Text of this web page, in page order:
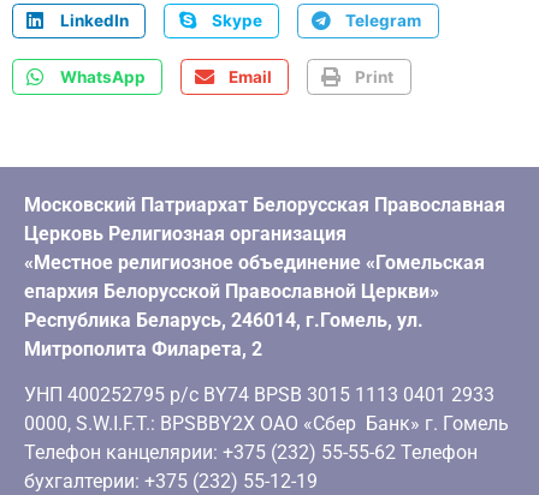
LinkedIn Skype Telegram
WhatsApp Email Print
Московский Патриархат Белорусская Православная
Церковь Религиозная организация
«Местное религиозное объединение «Гомельская
епархия Белорусской Православной Церкви»
Республика Беларусь, 246014, г.Гомель, ул.
Митрополита Филарета, 2
УНП 400252795 р/с BY74 BPSB 3015 1113 0401 2933
0000, S.W.I.F.T.: BPSBBY2X ОАО «Сбер Банк» г. Гомель
Телефон канцелярии: +375 (232) 55-55-62 Телефон
бухгалтерии: +375 (232) 55-12-19